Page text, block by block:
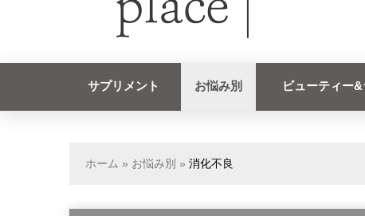
サプリメント お悩み別 ビューティー
ホーム » お悩み別 » 消化不良